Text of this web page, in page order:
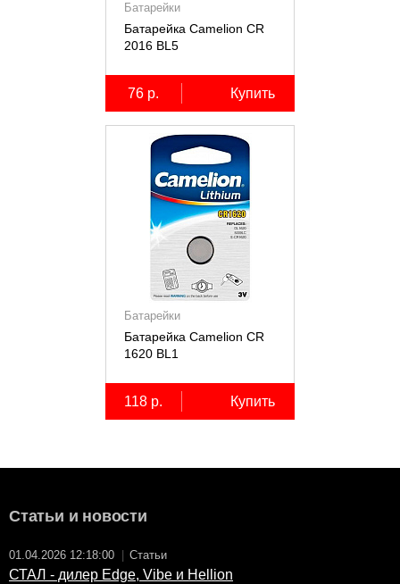
Батарейки
Батарейка Camelion CR
2016 BL5
76 р. Купить
Батарейки
Батарейка Camelion CR
1620 BL1
118 р. Купить
Статьи и новости
01.04.2026 12:18:00 Статьи
СТАЛ - дилер Edge, Vibe и Hellion